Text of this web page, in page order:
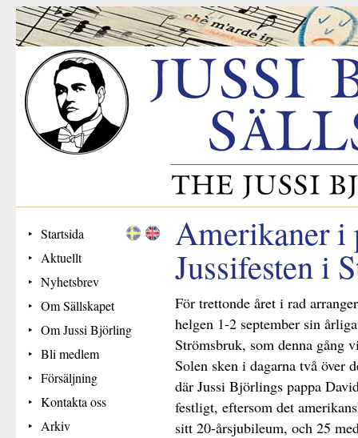
Startsida
Aktuellt
Nyhetsbrev
Om Sällskapet
Om Jussi Björling
Bli medlem
Försäljning
Kontakta oss
Arkiv
Amerikaner i
Jussifesten i
För trettonde året i rad
helgen 1-2 september sin
Strömsbruk, som denna gång
Solen sken i dagarna två över
där Jussi Björlings pappa
festligt, eftersom det
sitt 20-årsjubileum, och 25